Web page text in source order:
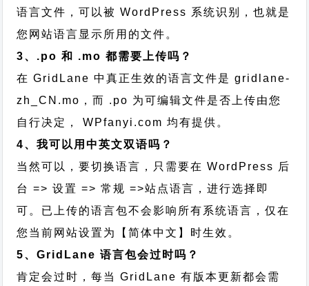
语言文件，可以被 WordPress 系统识别，也就是
您网站语言显示所用的文件。
3、.po 和 .mo 都需要上传吗？
在 GridLane 中真正生效的语言文件是 gridlane-
zh_CN.mo，而 .po 为可编辑文件是否上传由您
自行决定， WPfanyi.com 均有提供。
4、我可以用中英文双语吗？
当然可以，要切换语言，只需要在 WordPress 后
台 => 设置 => 常规 =>站点语言，进行选择即
可。已上传的语言包不会影响所有系统语言，仅在
您当前网站设置为【简体中文】时生效。
5、GridLane 语言包会过时吗？
肯定会过时，每当 GridLane 有版本更新都会需